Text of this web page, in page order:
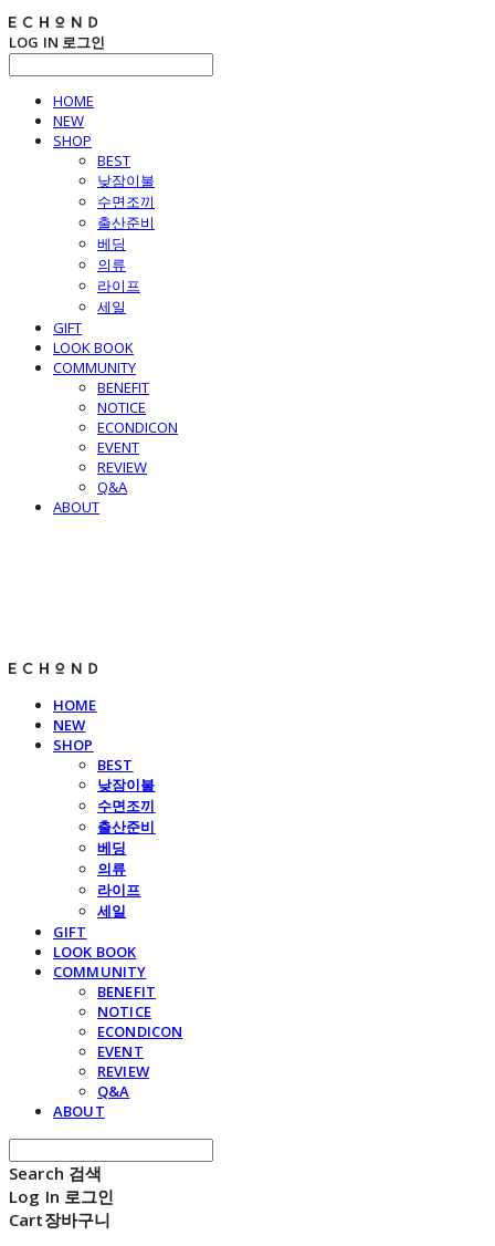
LOG IN 로그인
HOME
NEW
SHOP
BEST
낮잠이불
수면조끼
출산준비
베딩
의류
라이프
세일
GIFT
LOOK BOOK
COMMUNITY
BENEFIT
NOTICE
ECONDICON
EVENT
REVIEW
Q&A
ABOUT
HOME
NEW
SHOP
BEST
낮잠이불
수면조끼
출산준비
베딩
의류
라이프
세일
GIFT
LOOK BOOK
COMMUNITY
BENEFIT
NOTICE
ECONDICON
EVENT
REVIEW
Q&A
ABOUT
Search 검색
Log In 로그인
Cart장바구니